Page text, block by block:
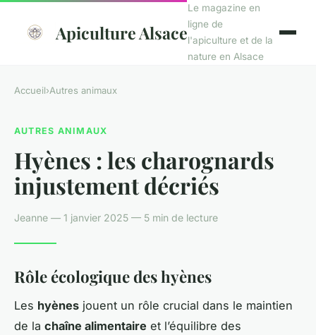
Apiculture Alsace
Le magazine en
ligne de
l'apiculture et de la
nature en Alsace
Accueil›Autres animaux
AUTRES ANIMAUX
Hyènes : les charognards
injustement décriés
Jeanne — 1 janvier 2025 — 5 min de lecture
Rôle écologique des hyènes
Les hyènes jouent un rôle crucial dans le maintien
de la chaîne alimentaire et l’équilibre des